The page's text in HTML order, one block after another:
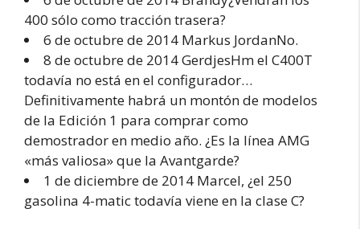
400 sólo como tracción trasera?
6 de octubre de 2014 Markus JordanNo.
8 de octubre de 2014 GerdjesHm el C400T
todavía no está en el configurador…
Definitivamente habrá un montón de modelos
de la Edición 1 para comprar como
demostrador en medio año. ¿Es la línea AMG
«más valiosa» que la Avantgarde?
1 de diciembre de 2014 Marcel, ¿el 250
gasolina 4-matic todavía viene en la clase C?